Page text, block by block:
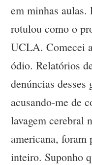
em minhas aulas.
rotulou como o
UCLA. Comecei
ódio. Relatórios
denúncias
acusando-me de
lavagem cerebral
americana, foram
inteiro. Suponho